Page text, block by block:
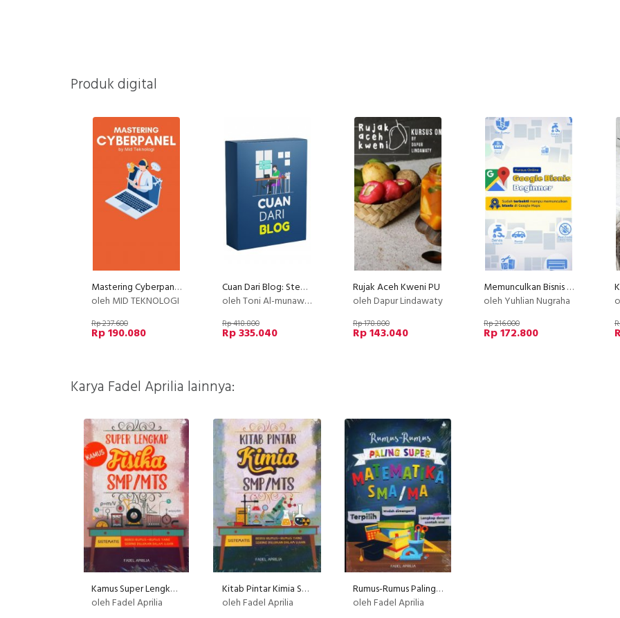
Produk digital
Mastering Cyberpanel
oleh MID TEKNOLOGI
Rp 237.600
Rp 190.080
Cuan Dari Blog: Step by Step Membuat Blog Profesional yang Menghasilkan Cuan
oleh Toni Al-munawwar
Rp 418.800
Rp 335.040
Rujak Aceh Kweni PU
oleh Dapur Lindawaty
Rp 178.800
Rp 143.040
Memunculkan Bisnis di Google Maps untuk Usaha Jasa & non-Jasa (Google Bisnis)
oleh Yuhlian Nugraha
Rp 216.000
Rp 172.800
Karya Fadel Aprilia lainnya:
Kamus Super Lengkap Fisika SMP/MTS
oleh Fadel Aprilia
Kitab Pintar Kimia SMP/MTS
oleh Fadel Aprilia
Rumus-Rumus Paling Super Matematika SMA/MA
oleh Fadel Aprilia